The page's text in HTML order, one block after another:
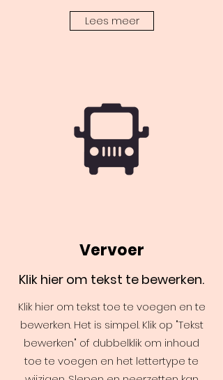
Lees meer
Vervoer
Klik hier om tekst te bewerken.
Klik hier om tekst toe te voegen en te
bewerken. Het is simpel. Klik op "Tekst
bewerken" of dubbelklik om inhoud
toe te voegen en het lettertype te